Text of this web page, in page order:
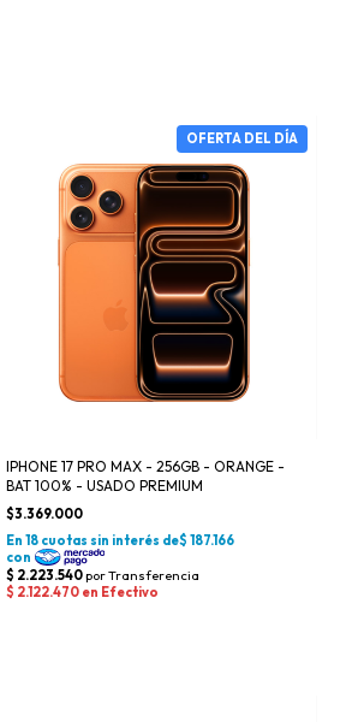
IPHONE 17 PRO MAX - 256GB - ORANGE -
BAT 100% - USADO PREMIUM
$3.369.000